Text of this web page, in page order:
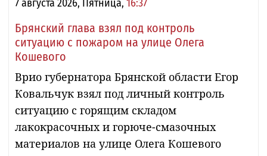
7 августа 2026, Пятница, 16:37
Брянский глава взял под контроль
ситуацию с пожаром на улице Олега
Кошевого
Врио губернатора Брянской области Егор
Ковальчук взял под личный контроль
ситуацию с горящим складом
лакокрасочных и горюче-смазочных
материалов на улице Олега Кошевого